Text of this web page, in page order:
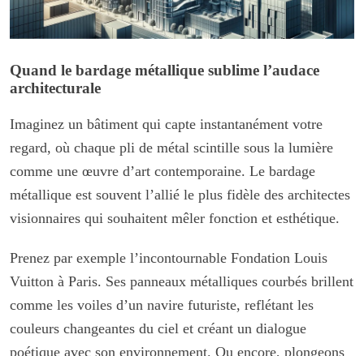
Quand le bardage métallique sublime l’audace
architecturale
Imaginez un bâtiment qui capte instantanément votre
regard, où chaque pli de métal scintille sous la lumière
comme une œuvre d’art contemporaine. Le bardage
métallique est souvent l’allié le plus fidèle des architectes
visionnaires qui souhaitent mêler fonction et esthétique.
Prenez par exemple l’incontournable Fondation Louis
Vuitton à Paris. Ses panneaux métalliques courbés brillent
comme les voiles d’un navire futuriste, reflétant les
couleurs changeantes du ciel et créant un dialogue
poétique avec son environnement. Ou encore, plongeons